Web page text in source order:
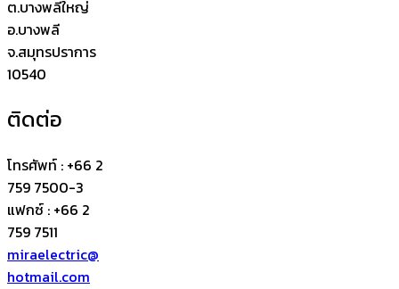
ต.บางพลีใหญ่
อ.บางพลี
จ.สมุทรปราการ
10540
ติดต่อ
โทรศัพท์ : +66 2
759 7500-3
แฟกซ์ : +66 2
759 7511
miraelectric@
hotmail.com